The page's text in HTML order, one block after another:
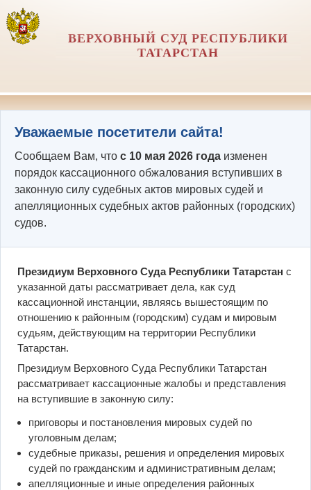
ВЕРХОВНЫЙ СУД РЕСПУБЛИКИ
ТАТАРСТАН
Уважаемые посетители сайта!
Сообщаем Вам, что с 10 мая 2026 года изменен
порядок кассационного обжалования вступивших в
законную силу судебных актов мировых судей и
апелляционных судебных актов районных (городских)
судов.
Президиум Верховного Суда Республики Татарстан с
указанной даты рассматривает дела, как суд
кассационной инстанции, являясь вышестоящим по
отношению к районным (городским) судам и мировым
судьям, действующим на территории Республики
Татарстан.
Президиум Верховного Суда Республики Татарстан
рассматривает кассационные жалобы и представления
на вступившие в законную силу:
приговоры и постановления мировых судей по
уголовным делам;
судебные приказы, решения и определения мировых
судей по гражданским и административным делам;
апелляционные и иные определения районных